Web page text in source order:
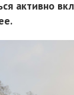
активно